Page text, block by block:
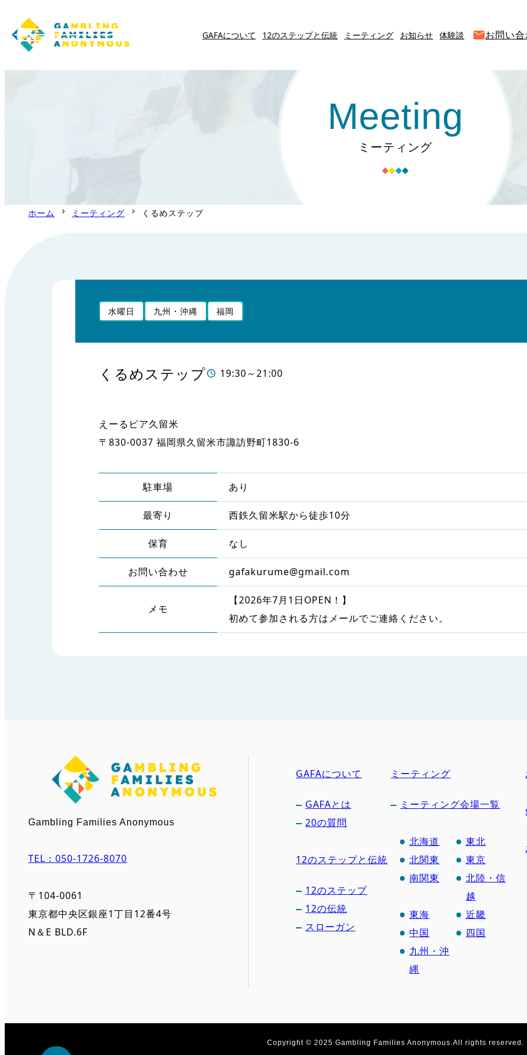
内
GAFAについて 12のステップと伝統 ミーティング お知らせ 体験談 お問い
Meeting
ミーティング
ホーム ミーティング くるめステップ
水曜日 九州・沖縄 福岡
くるめステップ 19:30～21:00
えーるピア久留米
〒830-0037 福岡県久留米市諏訪野町1830-6
駐車場 あり
最寄り 西鉄久留米駅から徒歩10分
保育 なし
お問い合わせ gafakurume@gmail.com
メモ
【2026年7月1日OPEN！】
初めて参加される方はメールでご連絡ください。
Gambling Families Anonymous
TEL：050-1726-8070
〒104-0061
東京都中央区銀座1丁目12番4号
N＆E BLD.6F
GAFAについて
GAFAとは
20の質問
12のステップと伝統
12のステップ
12の伝統
スローガン
ミーティング
ミーティング会場一覧
北海道
東北
北関東
東京
南関東
北陸・信
越
東海
近畿
中国
四国
九州・沖
縄
Copyright © 2025 Gambling Families Anonymous.All rights reserved.